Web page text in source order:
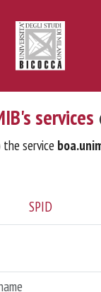
services
service
SPID